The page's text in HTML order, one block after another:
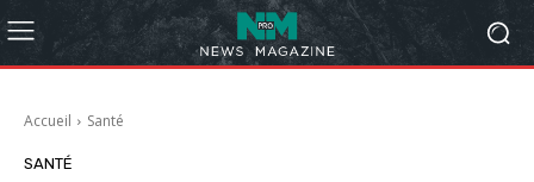
Accueil Santé
SANTÉ